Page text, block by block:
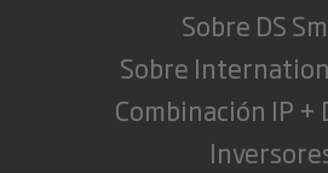
Sobre DS
Sobre
Combinación IP +